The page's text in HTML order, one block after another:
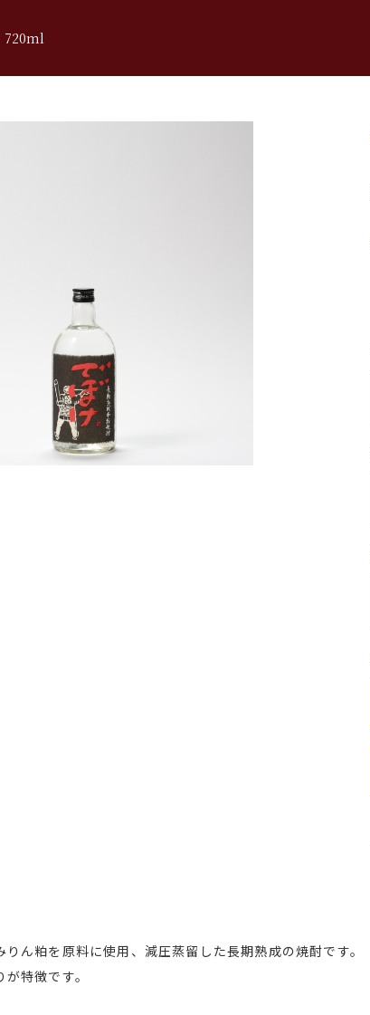
720ml
ん粕を原料に使用、減圧蒸留した長期熟成の焼酎です。
特徴です。